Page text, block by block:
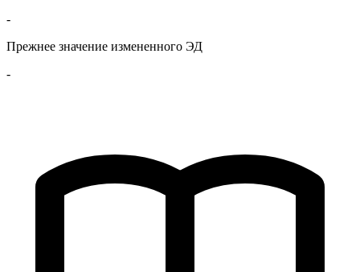
-
Прежнее значение измененного ЭД
-